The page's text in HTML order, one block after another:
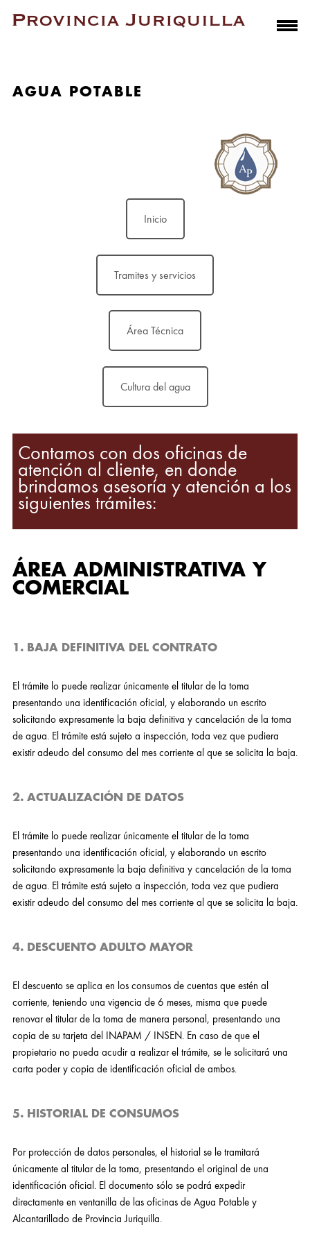
AGUA POTABLE
Inicio
Tramites y servicios
Área Técnica
Cultura del agua
Contamos con dos oficinas de
atención al cliente, en donde
brindamos asesoría y atención a los
siguientes trámites:
ÁREA ADMINISTRATIVA Y
COMERCIAL
1. BAJA DEFINITIVA DEL CONTRATO
El trámite lo puede realizar únicamente el titular de la toma
presentando una identificación oficial, y elaborando un escrito
solicitando expresamente la baja definitiva y cancelación de la toma
de agua. El trámite está sujeto a inspección, toda vez que pudiera
existir adeudo del consumo del mes corriente al que se solicita la baja.
2. ACTUALIZACIÓN DE DATOS
El trámite lo puede realizar únicamente el titular de la toma
presentando una identificación oficial, y elaborando un escrito
solicitando expresamente la baja definitiva y cancelación de la toma
de agua. El trámite está sujeto a inspección, toda vez que pudiera
existir adeudo del consumo del mes corriente al que se solicita la baja.
4. DESCUENTO ADULTO MAYOR
El descuento se aplica en los consumos de cuentas que estén al
corriente, teniendo una vigencia de 6 meses, misma que puede
renovar el titular de la toma de manera personal, presentando una
copia de su tarjeta del INAPAM / INSEN. En caso de que el
propietario no pueda acudir a realizar el trámite, se le solicitará una
carta poder y copia de identificación oficial de ambos.
5. HISTORIAL DE CONSUMOS
Por protección de datos personales, el historial se le tramitará
únicamente al titular de la toma, presentando el original de una
identificación oficial. El documento sólo se podrá expedir
directamente en ventanilla de las oficinas de Agua Potable y
Alcantarillado de Provincia Juriquilla.